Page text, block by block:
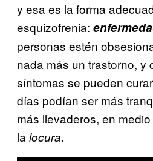
y esa es la forma
esquizofrenia:
personas estén
nada más un trastorno, y
síntomas se pueden
días podían ser más
más llevaderos, en
la locura.